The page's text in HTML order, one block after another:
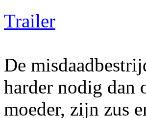
Trailer
De
harder nodig dan
moeder, zijn zus